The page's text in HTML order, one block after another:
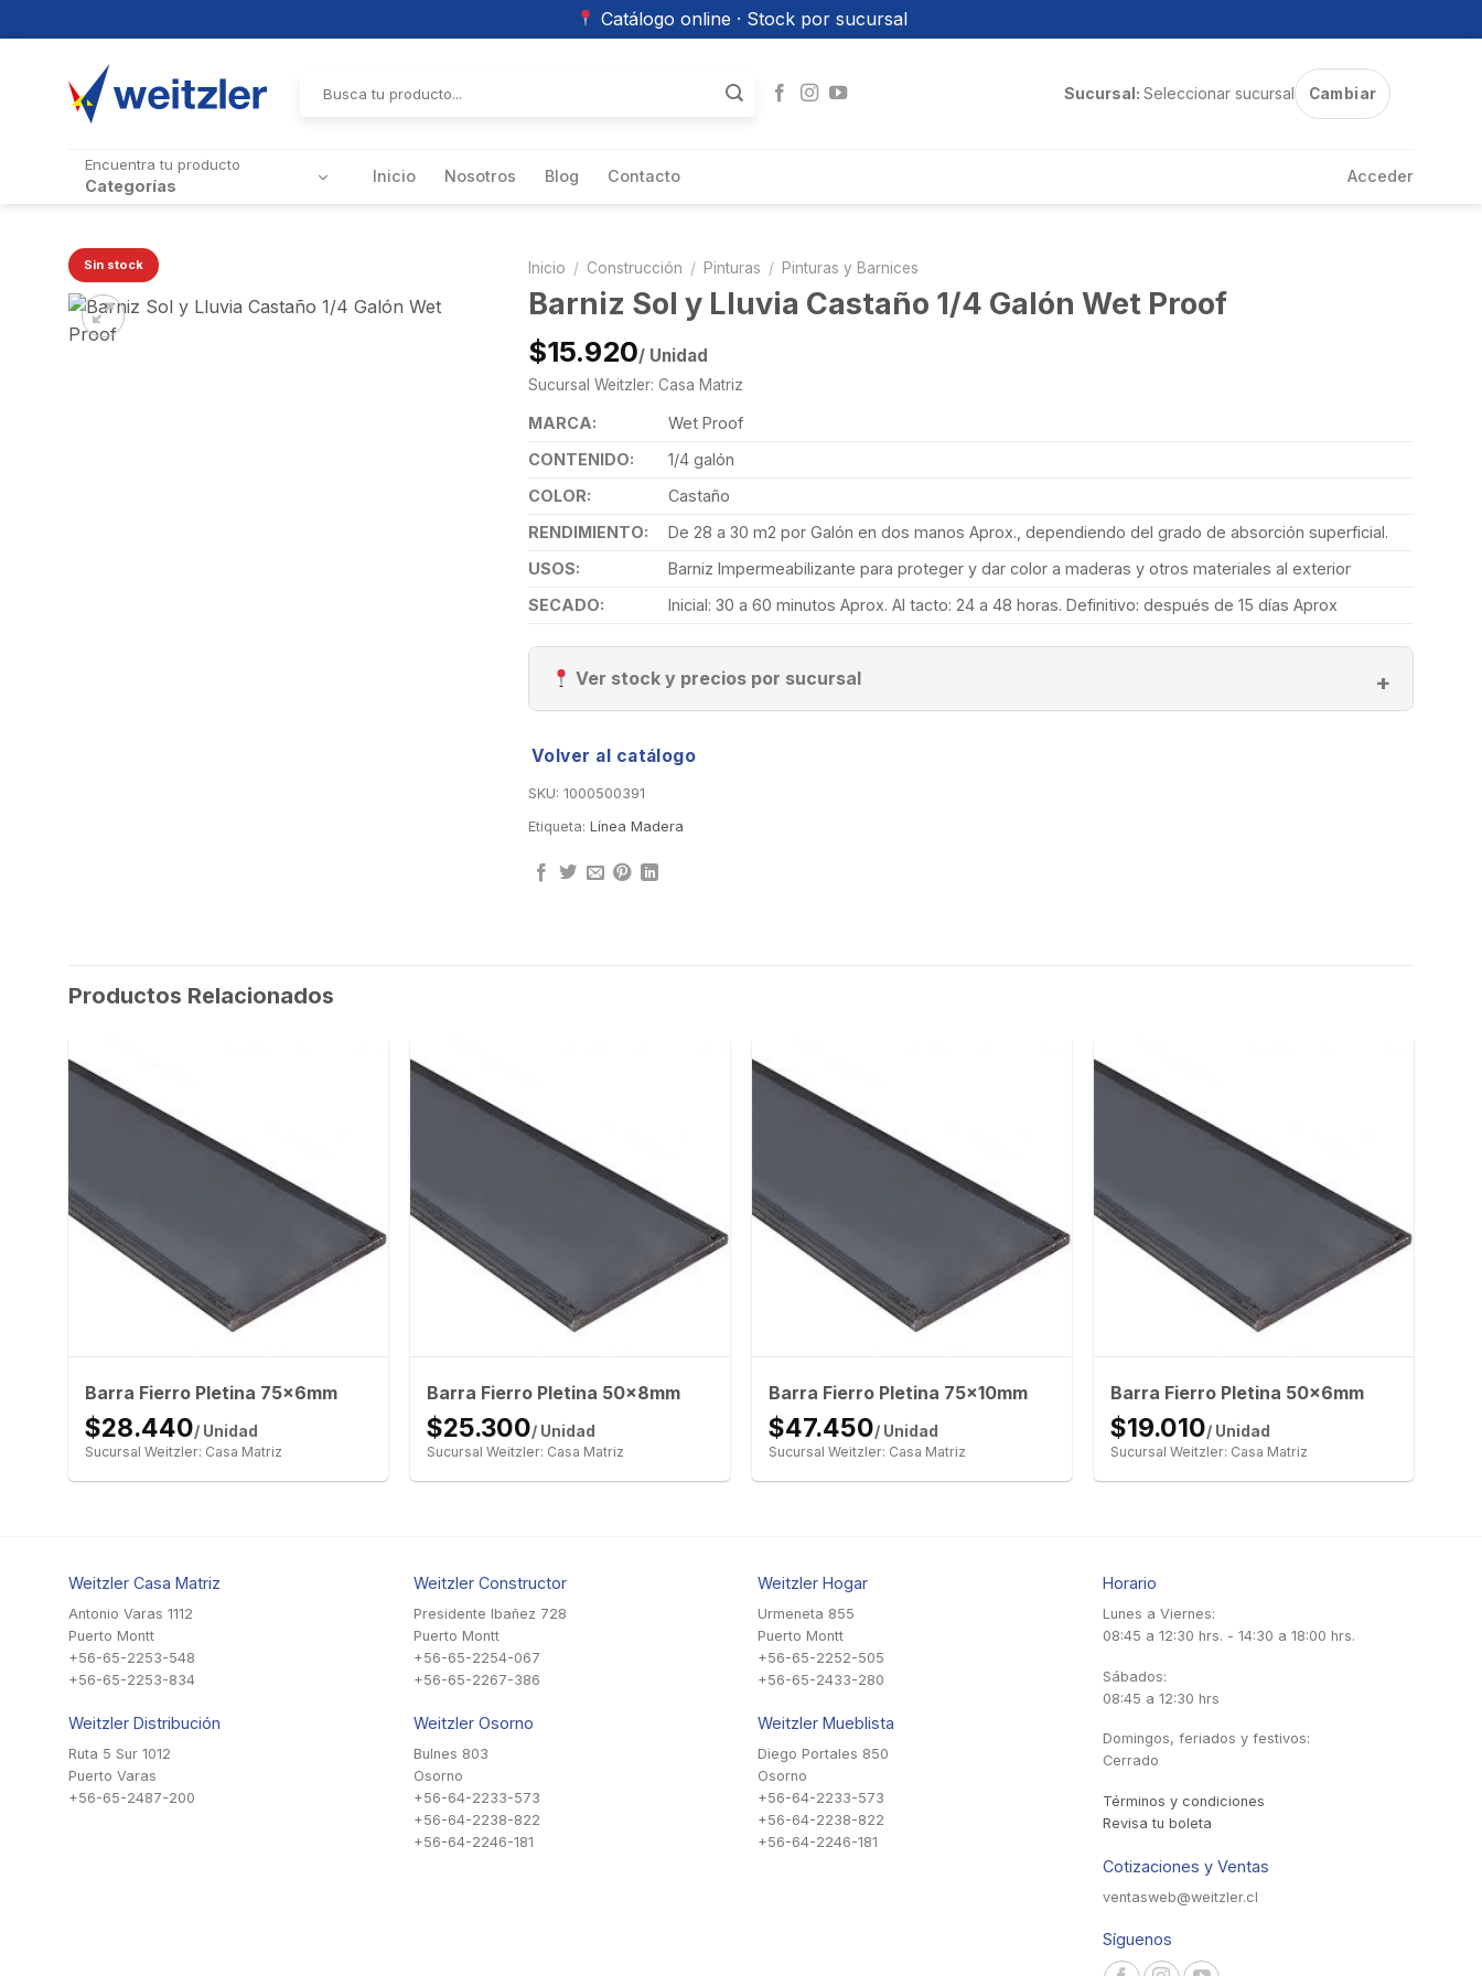
Catálogo online · Stock por sucursal
por:
Sucursal: Seleccionar sucursal Cambiar
Encuentra tu producto
Categorías Inicio Nosotros Blog Contacto Acceder
Sin stock Inicio / Construcción / Pinturas / Pinturas y Barnices
Barniz Sol y Lluvia Castaño 1/4 Galón Wet Proof
$15.920/ Unidad
Sucursal Weitzler: Casa Matriz
MARCA:
Wet Proof
CONTENIDO:
1/4 galón
COLOR:
Castaño
RENDIMIENTO:
De 28 a 30 m2 por Galón en dos manos Aprox., dependiendo del grado de absorción superficial.
USOS:
Barniz Impermeabilizante para proteger y dar color a maderas y otros materiales al exterior
SECADO:
Inicial: 30 a 60 minutos Aprox. Al tacto: 24 a 48 horas. Definitivo: después de 15 días Aprox
Ver stock y precios por sucursal
Volver al catálogo
SKU: 1000500391
Etiqueta: Línea Madera
Productos Relacionados
Barra Fierro Pletina 75x6mm
$28.440/ Unidad
Sucursal Weitzler: Casa Matriz
Barra Fierro Pletina 50x8mm
$25.300/ Unidad
Sucursal Weitzler: Casa Matriz
Barra Fierro Pletina 75x10mm
$47.450/ Unidad
Sucursal Weitzler: Casa Matriz
Barra Fierro Pletina 50x6mm
$19.010/ Unidad
Sucursal Weitzler: Casa Matriz
Weitzler Casa Matriz
Antonio Varas 1112
Puerto Montt
+56-65-2253-548
+56-65-2253-834
Weitzler Distribución
Ruta 5 Sur 1012
Puerto Varas
+56-65-2487-200
Weitzler Constructor
Presidente Ibañez 728
Puerto Montt
+56-65-2254-067
+56-65-2267-386
Weitzler Osorno
Bulnes 803
Osorno
+56-64-2233-573
+56-64-2238-822
+56-64-2246-181
Weitzler Hogar
Urmeneta 855
Puerto Montt
+56-65-2252-505
+56-65-2433-280
Weitzler Mueblista
Diego Portales 850
Osorno
+56-64-2233-573
+56-64-2238-822
+56-64-2246-181
Horario
Lunes a Viernes:
08:45 a 12:30 hrs. - 14:30 a 18:00 hrs.
Sábados:
08:45 a 12:30 hrs
Domingos, feriados y festivos:
Cerrado
Términos y condiciones
Revisa tu boleta
Cotizaciones y Ventas
ventasweb@weitzler.cl
Síguenos